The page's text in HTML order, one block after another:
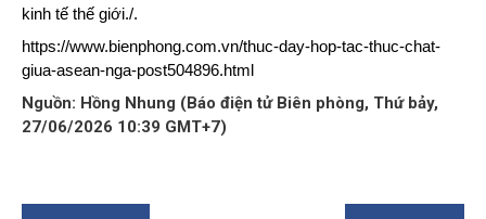
kinh tế thế giới./.
https://www.bienphong.com.vn/thuc-day-hop-tac-thuc-chat-
giua-asean-nga-post504896.html
Nguồn: Hồng Nhung (Báo điện tử Biên phòng, Thứ bảy,
27/06/2026 10:39 GMT+7)